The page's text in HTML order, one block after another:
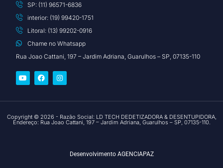
SP: (11) 96571-6836
interior: (19) 99420-1751
Litoral: (13) 99202-0916
Chame no Whatsapp
Rua Joao Cattani, 197 – Jardim Adriana, Guarulhos – SP, 07135-110
Copyright © 2026 - Razão Social: LD TECH DEDETIZADORA & DESENTUPIDORA,
Endereço: Rua Joao Cattani, 197 – Jardim Adriana, Guarulhos – SP, 07135-110.
Desenvolvimento AGENCIAPAZ